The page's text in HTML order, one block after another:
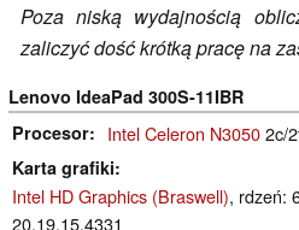
Poza niską wydajnością
zaliczyć dość krótką pracę na
Lenovo IdeaPad 300S-11IBR
Procesor
Intel Celeron N30502c/
Karta grafiki
Intel HD Graphics (Braswell), rdzeń:
20.19.15.4331